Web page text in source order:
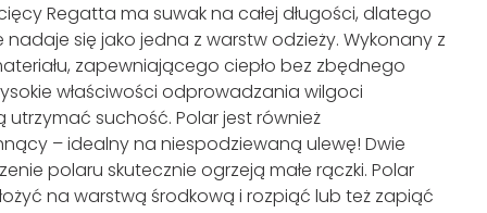
Regatta ma suwak na całej długości, dlatego
nadaje się jako jedna z warstw odzieży. Wykonany z
zapewniającego ciepło bez zbędnego
właściwości odprowadzania wilgoci
suchość. Polar jest również
– idealny na niespodziewaną ulewę! Dwie
polaru skutecznie ogrzeją małe rączki. Polar
na warstwą środkową i rozpiąć lub też zapiąć